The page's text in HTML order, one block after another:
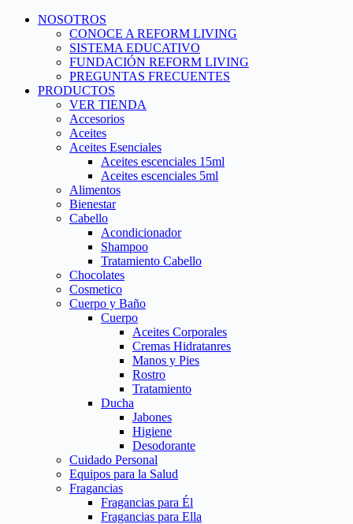
NOSOTROS
CONOCE A REFORM LIVING
SISTEMA EDUCATIVO
FUNDACIÓN REFORM LIVING
PREGUNTAS FRECUENTES
PRODUCTOS
VER TIENDA
Accesorios
Aceites
Aceites Esenciales
Aceites escenciales 15ml
Aceites escenciales 5ml
Alimentos
Bienestar
Cabello
Acondicionador
Shampoo
Tratamiento Cabello
Chocolates
Cosmetico
Cuerpo y Baño
Cuerpo
Aceites Corporales
Cremas Hidratanres
Manos y Pies
Rostro
Tratamiento
Ducha
Jabones
Higiene
Desodorante
Cuidado Personal
Equipos para la Salud
Fragancias
Fragancias para Él
Fragancias para Ella